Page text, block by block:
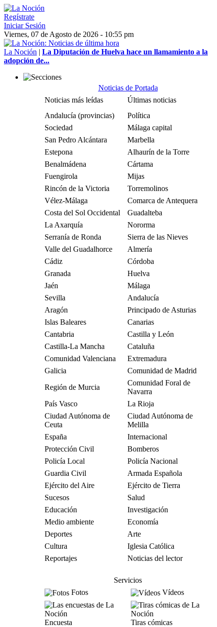
Regístrate
Iniciar Sesión
Viernes, 07 de Agosto de 2026 - 10:55 pm
La Noción | La Diputación de Huelva hace un llamamiento a la
adopción de...
Noticias de Portada
Noticias más leídas
Últimas noticias
Andalucía (provincias)
Política
Sociedad
Málaga capital
San Pedro Alcántara
Marbella
Estepona
Alhaurín de la Torre
Benalmádena
Cártama
Fuengirola
Mijas
Rincón de la Victoria
Torremolinos
Vélez-Málaga
Comarca de Antequera
Costa del Sol Occidental
Guadalteba
La Axarquía
Nororma
Serranía de Ronda
Sierra de las Nieves
Valle del Guadalhorce
Almería
Cádiz
Córdoba
Granada
Huelva
Jaén
Málaga
Sevilla
Andalucía
Aragón
Principado de Asturias
Islas Baleares
Canarias
Cantabria
Castilla y León
Castilla-La Mancha
Cataluña
Comunidad Valenciana
Extremadura
Galicia
Comunidad de Madrid
Región de Murcia
Comunidad Foral de
Navarra
País Vasco
La Rioja
Ciudad Autónoma de
Ceuta
Ciudad Autónoma de
Melilla
España
Internacional
Protección Civil
Bomberos
Policía Local
Policía Nacional
Guardia Civil
Armada Española
Ejército del Aire
Ejército de Tierra
Sucesos
Salud
Educación
Investigación
Medio ambiente
Economía
Deportes
Arte
Cultura
Iglesia Católica
Reportajes
Noticias del lector
Servicios
Fotos
Vídeos
Encuesta Tiras cómicas